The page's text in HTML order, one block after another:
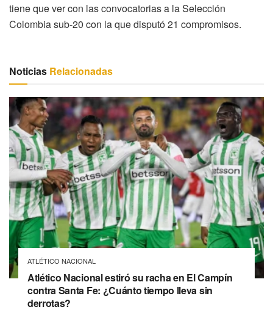
tiene que ver con las convocatorias a la Selección
Colombia sub-20 con la que disputó 21 compromisos.
Noticias Relacionadas
ATLÉTICO NACIONAL
Atlético Nacional estiró su racha en El Campín
contra Santa Fe: ¿Cuánto tiempo lleva sin
derrotas?